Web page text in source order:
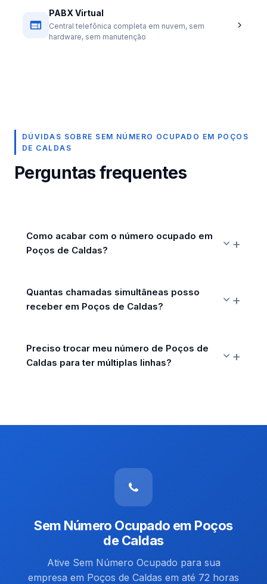
PABX Virtual
Central telefônica completa em nuvem, sem
hardware, sem manutenção
DÚVIDAS SOBRE SEM NÚMERO OCUPADO EM POÇOS
DE CALDAS
Perguntas frequentes
Como acabar com o número ocupado em
Poços de Caldas?
Quantas chamadas simultâneas posso
receber em Poços de Caldas?
Preciso trocar meu número de Poços de
Caldas para ter múltiplas linhas?
Sem Número Ocupado em Poços
de Caldas
Ative Sem Número Ocupado para sua
empresa em Poços de Caldas em até 72 horas